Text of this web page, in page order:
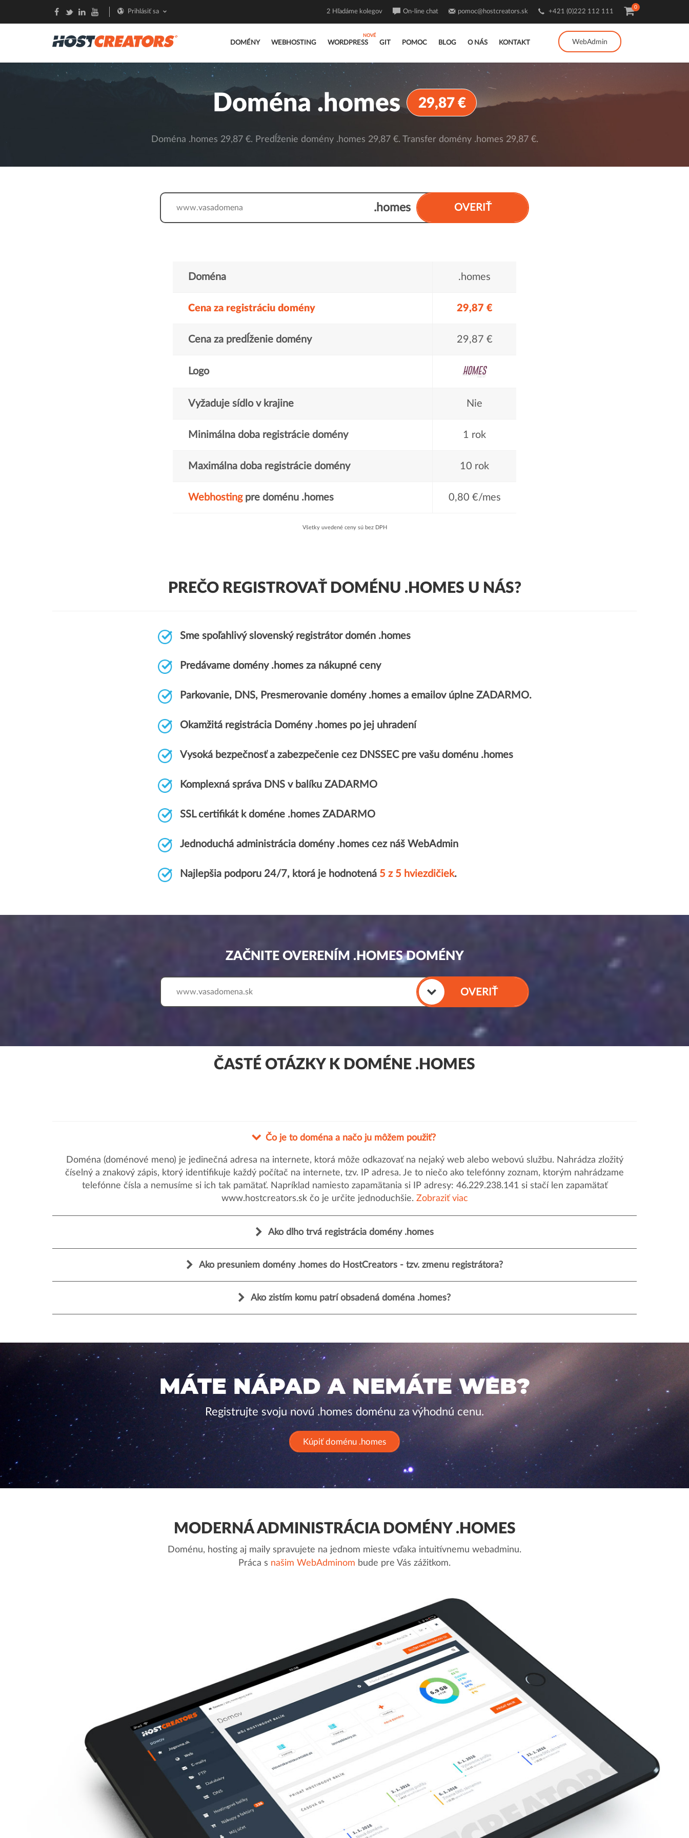
DOMÉNY WEBHOSTING WORDPRESS GIT POMOC BLOG O NÁS KONTAKT WebAdmin
Prihlásiť sa 2 Hľadáme kolegov On-line chat pomoc@hostcreators.sk +421 (0)222 112 111
0
Doména .homes 29,87 €
Doména .homes 29,87 €. Predĺženie domény .homes 29,87 €. Transfer domény .homes 29,87 €.
OVERIŤ
.homes
www.
Doména .homes
Cena za registráciu domény 29,87 €
Cena za predĺženie domény 29,87 €
Logo
Vyžaduje sídlo v krajine Nie
Minimálna doba registrácie domény 1 rok
Maximálna doba registrácie domény 10 rok
Webhostingpre doménu .homes 0,80 €/mes
Všetky uvedené ceny sú bez DPH
PREČO REGISTROVAŤ DOMÉNU .HOMES U NÁS?
Sme spoľahlivý slovenský registrátor domén .homes
Predávame domény .homes za nákupné ceny
Parkovanie, DNS, Presmerovanie domény .homes a emailov úplne ZADARMO.
Okamžitá registrácia Domény .homes po jej uhradení
Vysoká bezpečnosť a zabezpečenie cez DNSSEC pre vašu doménu .homes
Komplexná správa DNS v balíku ZADARMO
SSL certifikát k doméne .homes ZADARMO
Jednoduchá administrácia domény .homes cez náš WebAdmin
Najlepšia podporu 24/7, ktorá je hodnotená 5 z 5 hviezdičiek.
ZAČNITE OVERENÍM .HOMES DOMÉNY
OVERIŤ
www.
ČASTÉ OTÁZKY K DOMÉNE .HOMES
Čo je to doména a načo ju môžem použiť?
Doména (doménové meno) je jedinečná adresa na internete, ktorá môže odkazovať na nejaký web alebo webovú službu. Nahrádza zložitý
číselný a znakový zápis, ktorý identifikuje každý počítač na internete, tzv. IP adresa. Je to niečo ako telefónny zoznam, ktorým nahrádzame
telefónne čísla a nemusíme si ich tak pamätať. Napríklad namiesto zapamätania si IP adresy: 46.229.238.141 si stačí len zapamätať
www.hostcreators.sk čo je určite jednoduchšie. Zobraziť viac
Ako dlho trvá registrácia domény .homes
Ako presuniem domény .homes do HostCreators - tzv. zmenu registrátora?
Ako zistím komu patrí obsadená doména .homes?
MÁTE NÁPAD A NEMÁTE WEB?
Registrujte svoju novú .homes doménu za výhodnú cenu.
Kúpiť doménu .homes
MODERNÁ ADMINISTRÁCIA DOMÉNY .HOMES
Doménu, hosting aj maily spravujete na jednom mieste vďaka intuitívnemu webadminu.
Práca s našim WebAdminom bude pre Vás zážitkom.